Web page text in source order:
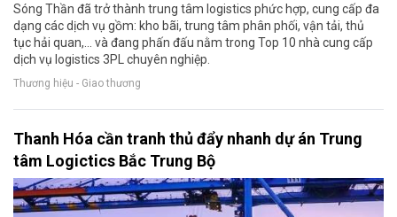
Sóng Thần đã trở thành trung tâm logistics phức hợp, cung cấp đa
dạng các dịch vụ gồm: kho bãi, trung tâm phân phối, vận tải, thủ
tục hải quan,… và đang phấn đấu nằm trong Top 10 nhà cung cấp
dịch vụ logistics 3PL chuyên nghiệp.
Thương hiệu - Giao thương
Thanh Hóa cần tranh thủ đẩy nhanh dự án Trung
tâm Logictics Bắc Trung Bộ